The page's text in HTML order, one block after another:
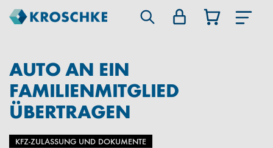
AUTO AN EIN
FAMILIENMITGLIED
ÜBERTRAGEN
KFZ-ZULASSUNG UND DOKUMENTE